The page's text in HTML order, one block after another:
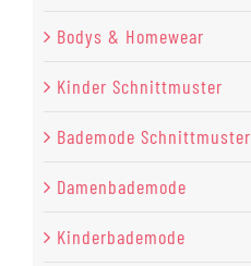
Bodys & Homewear
Kinder Schnittmuster
Bademode Schnittmuster
Damenbademode
Kinderbademode